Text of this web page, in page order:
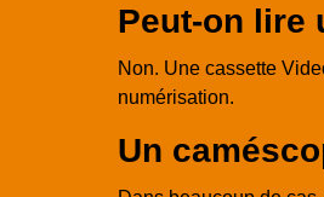
Peut-on lire
Non. Une cassette
numérisation.
Un